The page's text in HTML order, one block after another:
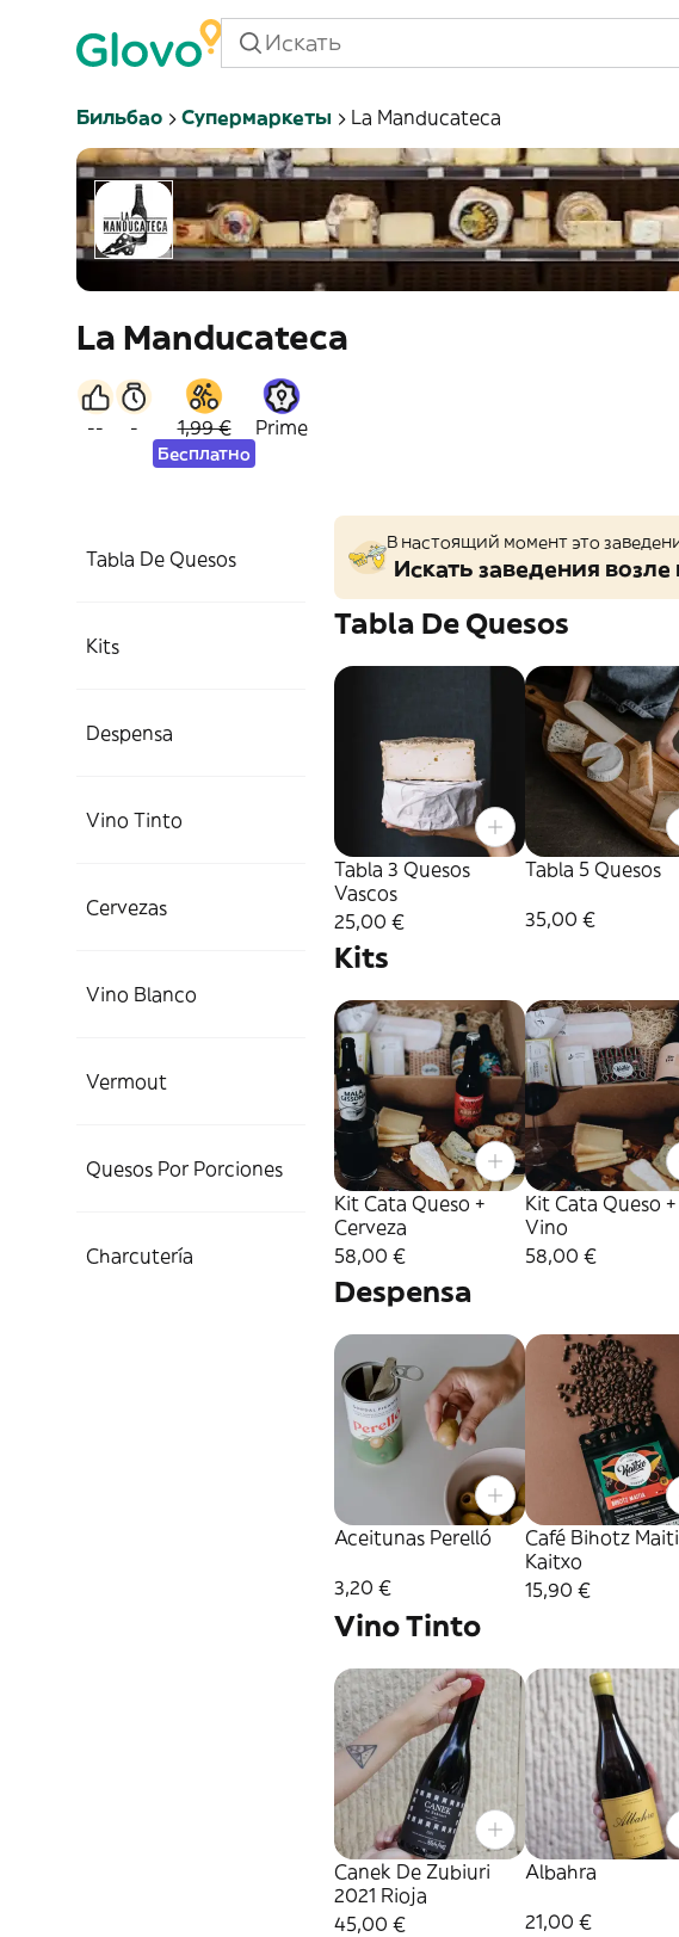
Бильбао Супермаркеты La Manducateca
La Manducateca
-- - 1,99 €
Бесплатно
Prime
Tabla De Quesos
Kits
Despensa
Vino Tinto
Cervezas
Vino Blanco
Vermout
Quesos Por Porciones
Charcutería
В настоящий момент это
Искать заведения возле
Tabla De Quesos
Tabla 3 Quesos
Vascos
25,00 €
Tabla 5 Quesos
35,00 €
Kits
Kit Cata Queso +
Cerveza
58,00 €
Kit Cata Queso +
Vino
58,00 €
Despensa
Aceitunas Perelló
3,20 €
Café Bihotz
Kaitxo
15,90 €
Vino Tinto
Canek De Zubiuri
2021 Rioja
45,00 €
Albahra
21,00 €